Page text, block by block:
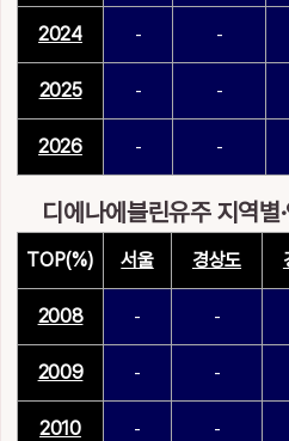
2024 - -
2025 - -
2026 - -
디에나에블린유주 지역별
TOP(%) 서울 경상도
2008 - -
2009 - -
2010 - -